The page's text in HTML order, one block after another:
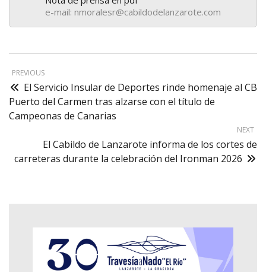
e-mail: nmoralesr@cabildodelanzarote.com
PREVIOUS
El Servicio Insular de Deportes rinde homenaje al CB
Puerto del Carmen tras alzarse con el título de
Campeonas de Canarias
NEXT
El Cabildo de Lanzarote informa de los cortes de
carreteras durante la celebración del Ironman 2026